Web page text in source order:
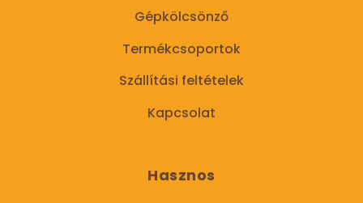
Gépkölcsönző
Termékcsoportok
Szállítási feltételek
Kapcsolat
Hasznos